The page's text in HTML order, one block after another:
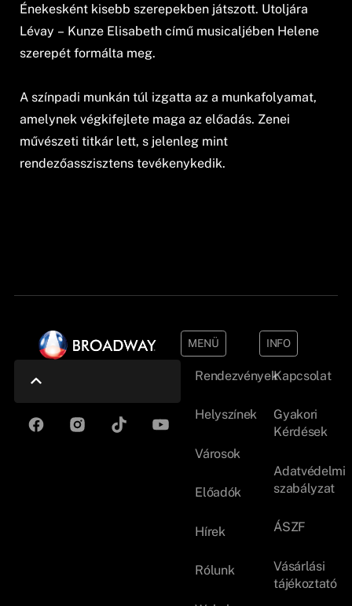
Énekesként kisebb szerepekben játszott. Utoljára
Lévay – Kunze Elisabeth című musicaljében Helene
szerepét formálta meg.
A színpadi munkán túl izgatta az a munkafolyamat,
amelynek végkifejlete maga az előadás. Zenei
művészeti titkár lett, s jelenleg mint
rendezőasszisztens tevékenykedik.
MENÜ
Rendezvények
Helyszínek
Városok
Előadók
Hírek
Rólunk
INFO
Kapcsolat
Gyakori
Kérdések
Adatvédelmi
szabályzat
ÁSZF
Vásárlási
tájékoztató